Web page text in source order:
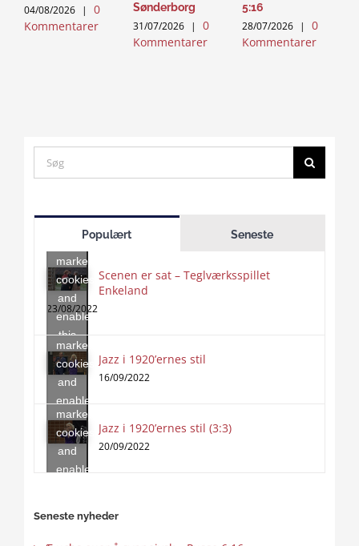
04/08/2026 |
0
Kommentarer
Sønderborg
31/07/2026 |
0
Kommentarer
5:16
28/07/2026 |
0
Kommentarer
Search
for:
Populært Seneste
accept
marketing
cookies
and
enable
this
content
Scenen er sat – Teglværksspillet
Enkeland
23/08/2022
Click
to
marketing
cookies
and
enable
this
content
Jazz i 1920’ernes stil
16/09/2022
Click
to
accept
marketing
cookies
and
enable
Jazz i 1920’ernes stil (3:3)
20/09/2022
Seneste nyheder